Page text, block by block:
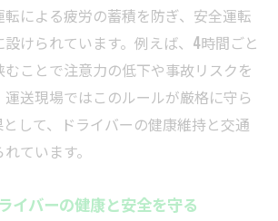
転による疲労の蓄積を防ぎ、安全運転
けられています。例えば、4時間ごと
ことで注意力の低下や事故リスクを
送現場ではこのルールが厳格に守ら
して、ドライバーの健康維持と交通
ています。
イバーの健康と安全を守る